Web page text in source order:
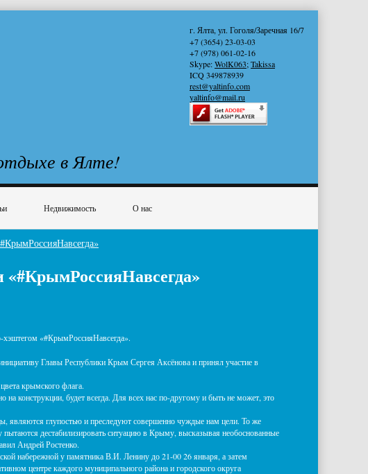
г. Ялта, ул. Гоголя/Заречная 16/7
+7 (3654) 23-03-03
+7 (978) 061-02-16
Skype:WolK063;Takissa
ICQ 349878939
rest@yaltinfo.com
yaltinfo@mail.ru
в Ялте!
Недвижимость О нас
«#КрымРоссияНавсегда»
хэштегом «#КрымРоссияНавсегда».
Главы Республики Крым Сергея Аксёнова и принял участие в
крымского флага.
на конструкции, будет всегда. Для всех нас по-другому и быть не может, это
являются глупостью и преследуют совершенно чуждые нам цели. То же
пытаются дестабилизировать ситуацию в Крыму, высказывая необоснованные
Андрей Ростенко.
набережной у памятника В.И. Ленину до 21-00 26 января, а затем
центре каждого муниципального района и городского округа